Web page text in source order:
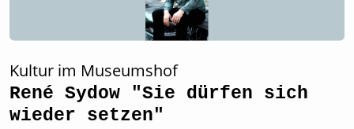
Kultur im Museumshof
René Sydow "Sie dürfen sich
wieder setzen"